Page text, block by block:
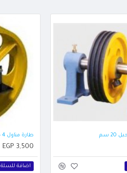
طارة مناول 4 حبل 36 سم م طه
EGP 3,500
اضافة للسلة